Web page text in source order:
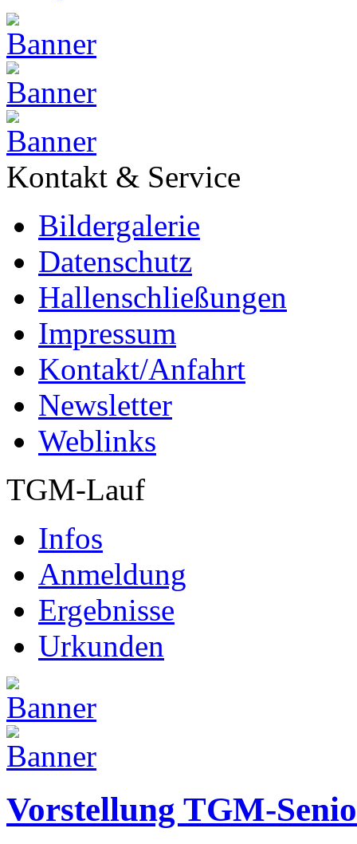
Kontakt & Service
Bildergalerie
Datenschutz
Hallenschließungen
Impressum
Kontakt/Anfahrt
Newsletter
Weblinks
TGM-Lauf
Infos
Anmeldung
Ergebnisse
Urkunden
Vorstellung TGM-